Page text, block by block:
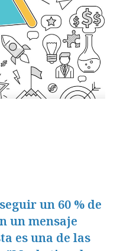
un 60 % de
un mensaje
es una de las